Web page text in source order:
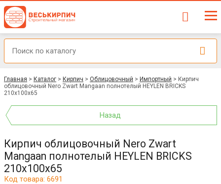
Главная > Каталог > Кирпич > Облицовочный > Импортный > Кирпич
облицовочный Nero Zwart Mangaan полнотелый HEYLEN BRICKS
210x100x65
Назад
Кирпич облицовочный Nero Zwart
Mangaan полнотелый HEYLEN BRICKS
210x100x65
Код товара: 6691